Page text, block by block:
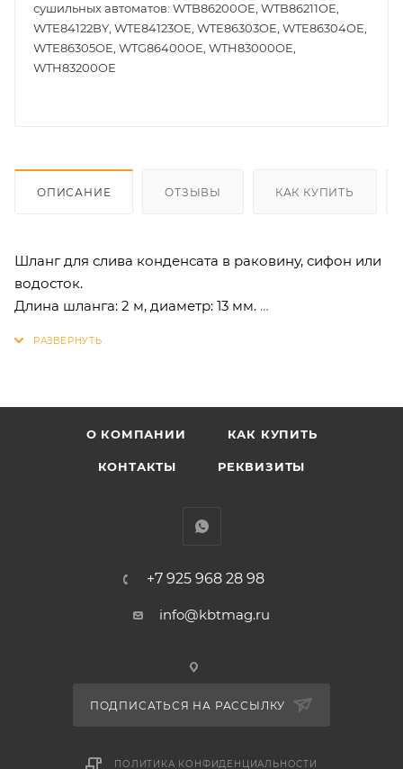
сушильных автоматов: WTB86200OE, WTB86211OE,
WTE84122BY, WTE84123OE, WTE86303OE, WTE86304OE,
WTE86305OE, WTG86400OE, WTH83000OE,
WTH83200OE
ОПИСАНИЕ ОТЗЫВЫ КАК КУПИТЬ
Шланг для слива конденсата в раковину, сифон или
водосток.
Длина шланга: 2 м, диаметр: 13 мм.
WTG86400OE, WTH83000OE, WTH83200OE
О КОМПАНИИ КАК КУПИТЬ
КОНТАКТЫ РЕКВИЗИТЫ
+7 925 968 28 98
info@kbtmag.ru
ПОДПИСАТЬСЯ НА РАССЫЛКУ
ПОЛИТИКА КОНФИДЕНЦИАЛЬНОСТИ